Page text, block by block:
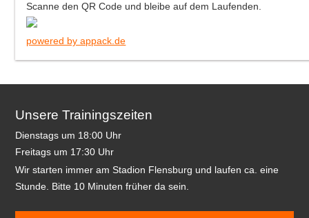
Scanne den QR Code und bleibe auf dem Laufenden.
powered by appack.de
Unsere Trainingszeiten
Dienstags um 18:00 Uhr
Freitags um 17:30 Uhr
Wir starten immer am Stadion Flensburg und laufen ca. eine
Stunde. Bitte 10 Minuten früher da sein.